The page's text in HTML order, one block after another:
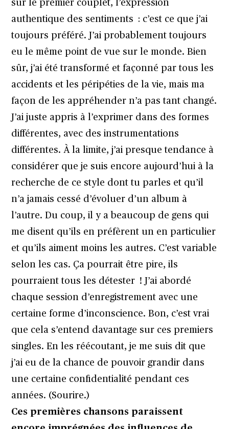
sur le premier couplet, l’expression
authentique des sentiments : c’est ce que j’ai
toujours préféré. J’ai probablement toujours
eu le même point de vue sur le monde. Bien
sûr, j’ai été transformé et façonné par tous les
accidents et les péripéties de la vie, mais ma
façon de les appréhender n’a pas tant changé.
J’ai juste appris à l’exprimer dans des formes
différentes, avec des instrumentations
différentes. À la limite, j’ai presque tendance à
considérer que je suis encore aujourd’hui à la
recherche de ce style dont tu parles et qu’il
n’a jamais cessé d’évoluer d’un album à
l’autre. Du coup, il y a beaucoup de gens qui
me disent qu’ils en préfèrent un en particulier
et qu’ils aiment moins les autres. C’est variable
selon les cas. Ça pourrait être pire, ils
pourraient tous les détester ! J’ai abordé
chaque session d’enregistrement avec une
certaine forme d’inconscience. Bon, c’est vrai
que cela s’entend davantage sur ces premiers
singles. En les réécoutant, je me suis dit que
j’ai eu de la chance de pouvoir grandir dans
une certaine confidentialité pendant ces
années. (Sourire.)
Ces premières chansons paraissent